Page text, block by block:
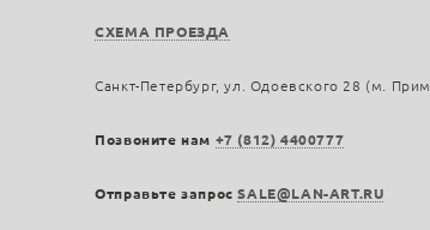
СХЕМА ПРОЕЗДА
Санкт-Петербург, ул. Одоевского 28 (м.
Позвоните нам +7 (812) 4400777
Отправьте запросSALE@LAN-ART.RU